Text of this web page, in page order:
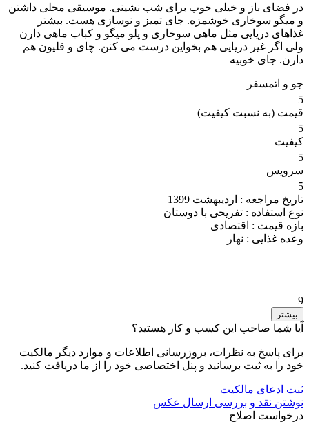
در فضای باز و خیلی خوب برای شب نشینی. موسیقی محلی داشتن
و میگو سوخاری خوشمزه. جای تمیز و نوسازی هست. بیشتر
غذاهای دریایی مثل ماهی سوخاری و پلو میگو و کباب ماهی دارن
ولی اگر غیر دریایی هم بخواین درست می کنن. چای و قلیون هم
دارن. جای خوبیه
جو و اتمسفر
5
قیمت (به نسبت کیفیت)
5
کیفیت
5
سرویس
5
تاریخ مراجعه : اردیبهشت 1399
نوع استفاده : تفریحی با دوستان
بازه قیمت : اقتصادی
وعده غذایی : نهار
9
بیشتر
آیا شما صاحب این کسب و کار هستید؟
برای پاسخ به نظرات، بروزرسانی اطلاعات و موارد دیگر مالکیت
خود را به ثبت برسانید و پنل اختصاصی خود را از ما دریافت کنید.
ثبت ادعای مالکیت
نوشتن نقد و بررسی ارسال عکس
درخواست اصلاح